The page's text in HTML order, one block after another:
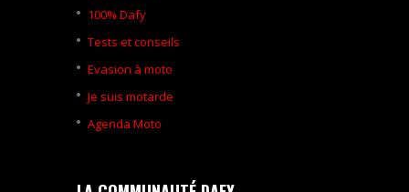
100% Dafy
Tests et conseils
Evasion à moto
Je suis motarde
Agenda Moto